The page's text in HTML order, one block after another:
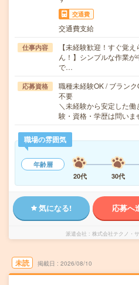
交通費
交通費支給
仕事内容
【未経験歓迎！すぐ覚
ん！】シンプルな作業
で…
応募資格
職種未経験OK / ブラン
不要
＼未経験から安定した
験・資格・学歴は問い
職場の雰囲気
年齢層
20代
30代
気になる! 応募へ
派遣会社 株式会社テクノ・
未読 掲載日 2026/08/10